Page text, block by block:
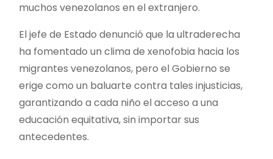
muchos venezolanos en el extranjero.
El jefe de Estado denunció que la ultraderecha
ha fomentado un clima de xenofobia hacia los
migrantes venezolanos, pero el Gobierno se
erige como un baluarte contra tales injusticias,
garantizando a cada niño el acceso a una
educación equitativa, sin importar sus
antecedentes.